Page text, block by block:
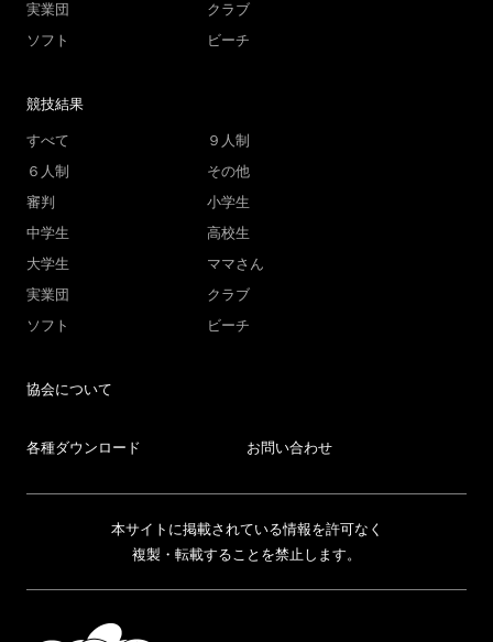
実業団
クラブ
ソフト
ビーチ
競技結果
すべて
９人制
６人制
その他
審判
小学生
中学生
高校生
大学生
ママさん
実業団
クラブ
ソフト
ビーチ
協会について
各種ダウンロード お問い合わせ
本サイトに掲載されている情報を許可なく
複製・転載することを禁止します。